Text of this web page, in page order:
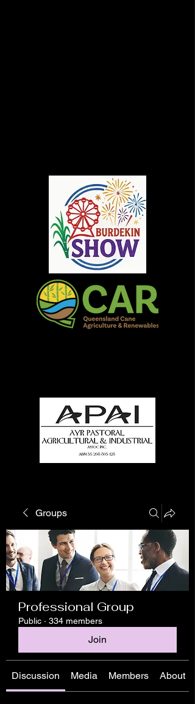
Groups
Professional Group
Public · 334 members
Join
Discussion Media Members About